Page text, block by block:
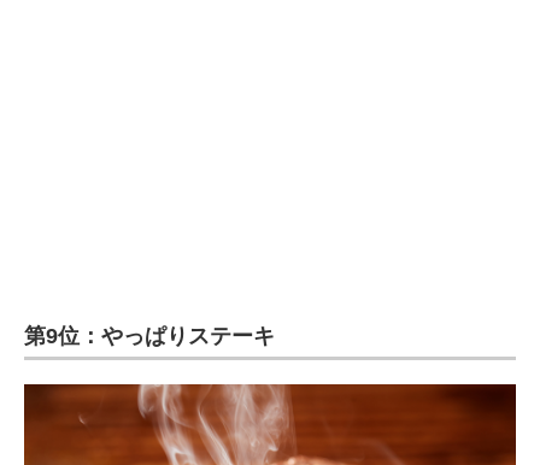
エネルギーの専門メディア
ちょっと気になるネットの話題
第9位：やっぱりステーキ